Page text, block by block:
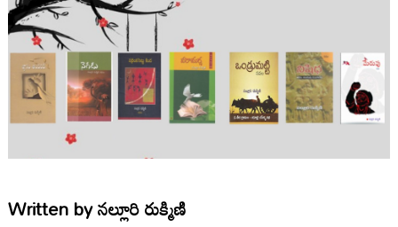
Written byనల్లూరి రుక్మిణి